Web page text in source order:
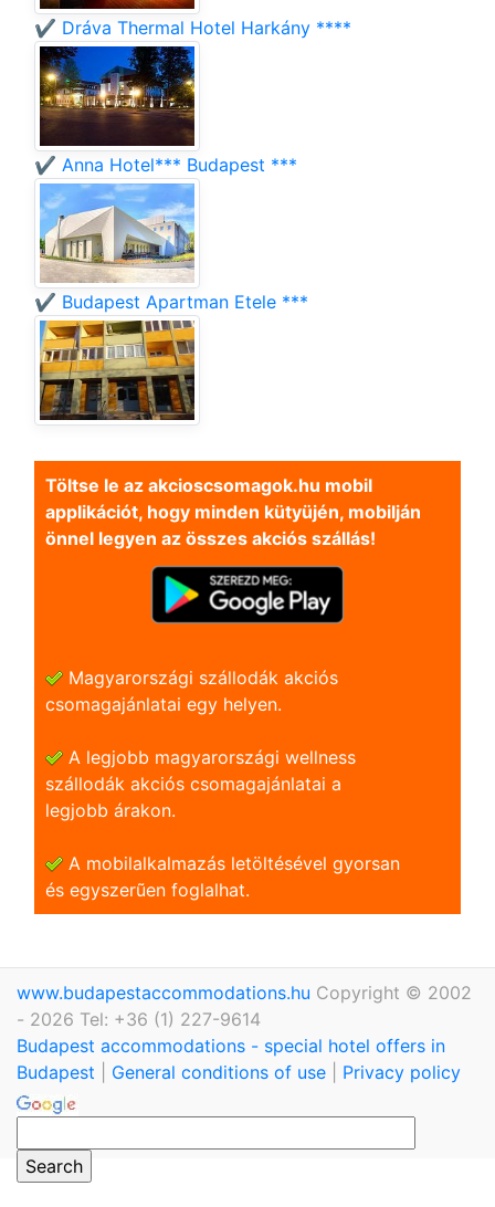
✔️ Dráva Thermal Hotel Harkány ****
✔️ Anna Hotel*** Budapest ***
✔️ Budapest Apartman Etele ***
Töltse le az akcioscsomagok.hu mobil
applikációt, hogy minden kütyüjén, mobilján
önnel legyen az összes akciós szállás!
Magyarországi szállodák akciós
csomagajánlatai egy helyen.
A legjobb magyarországi wellness
szállodák akciós csomagajánlatai a
legjobb árakon.
A mobilalkalmazás letöltésével gyorsan
és egyszerũen foglalhat.
www.budapestaccommodations.hu Copyright © 2002
- 2026 Tel: +36 (1) 227-9614
Budapest accommodations - special hotel offers in
Budapest
General conditions of use Privacy policy